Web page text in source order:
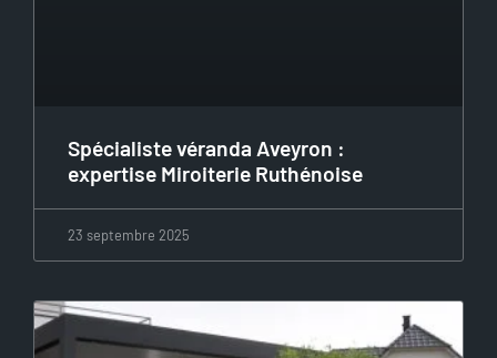
Spécialiste véranda Aveyron :
expertise Miroiterie Ruthénoise
23 septembre 2025